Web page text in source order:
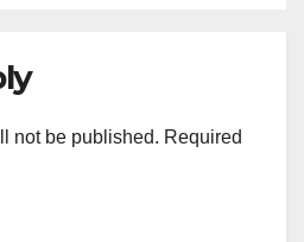
not be published. Required